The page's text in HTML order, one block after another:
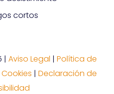
cortos
| Aviso Legal | Política de
| Declaración de